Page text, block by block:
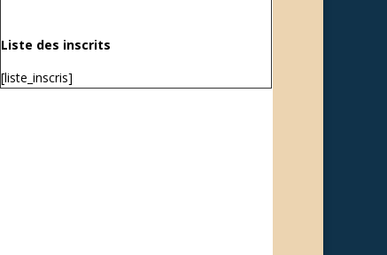
Liste des inscrits
[liste_inscris]